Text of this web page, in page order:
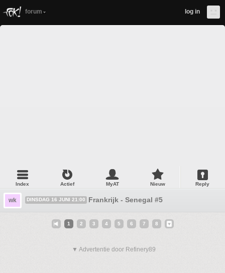
forum log in
Index Actief MyAT Nieuw Reply
wk DINSDAG 16 JUNI 21:00 Frankrijk - Senegal #5
1 2 3 4 5 6 7 8
▼ Advertentie door Refinery89